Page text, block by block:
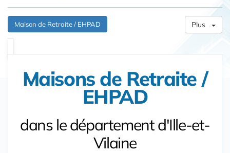
Maison de Retraite / EHPAD Plus
Maisons de Retraite /
EHPAD
dans le département d'Ille-et-
Vilaine